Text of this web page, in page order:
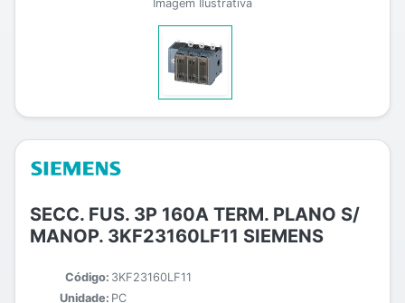
Imagem Ilustrativa
SECC. FUS. 3P 160A TERM. PLANO S/
MANOP. 3KF23160LF11 SIEMENS
Código: 3KF23160LF11
Unidade: PC